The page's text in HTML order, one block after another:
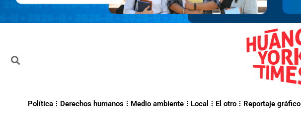
Política Derechos humanos Medio ambiente Local El otro Reportaje gráfico